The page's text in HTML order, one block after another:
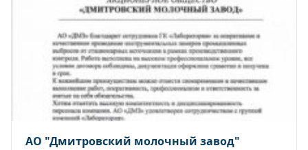
АО "Дмитровский молочный завод"